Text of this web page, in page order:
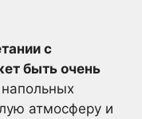
с
быть очень
атмосферу и